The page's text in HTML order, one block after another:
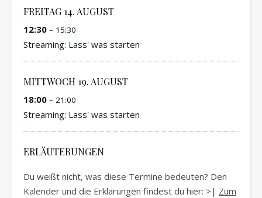
FREITAG 14. AUGUST
12:30 – 15:30
Streaming: Lass' was starten
MITTWOCH 19. AUGUST
18:00 – 21:00
Streaming: Lass' was starten
ERLÄUTERUNGEN
Du weißt nicht, was diese Termine bedeuten? Den
Kalender und die Erklärungen findest du hier: >| Zum